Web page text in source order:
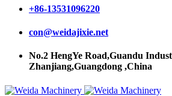
+86-13531096220
con@weidajixie.net
No.2 HengYe Road,Guandu
Zhanjiang,Guangdong ,China